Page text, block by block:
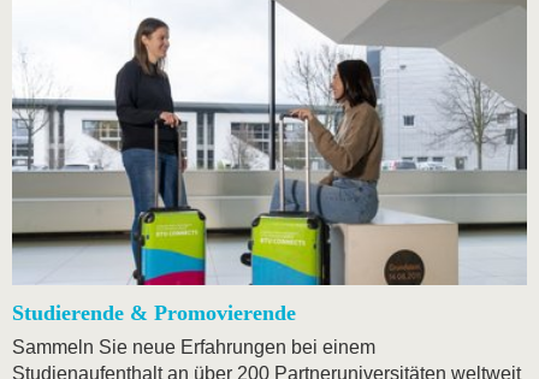
Studierende & Promovierende
Sammeln Sie neue Erfahrungen bei einem
Studienaufenthalt an über 200 Partneruniversitäten weltweit